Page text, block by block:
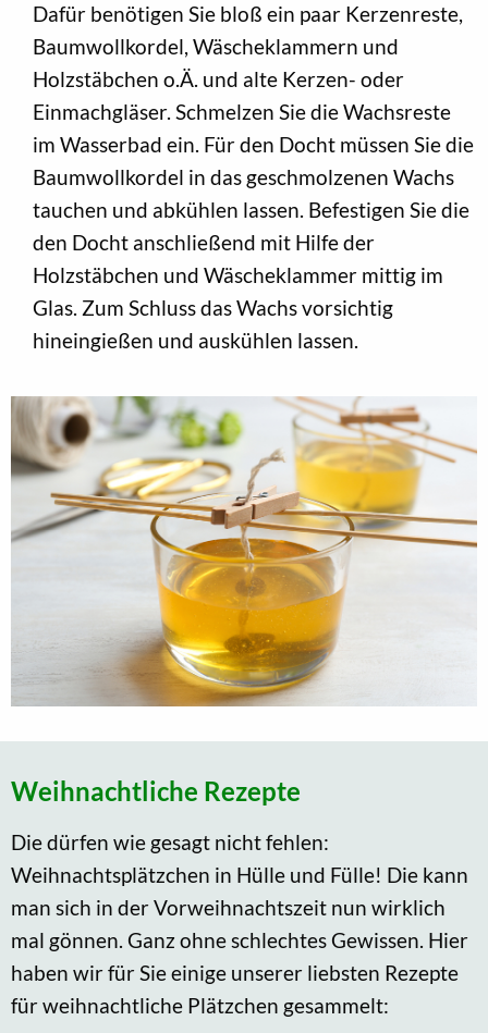
Dafür benötigen Sie bloß ein paar Kerzenreste,
Baumwollkordel, Wäscheklammern und
Holzstäbchen o.Ä. und alte Kerzen- oder
Einmachgläser. Schmelzen Sie die Wachsreste
im Wasserbad ein. Für den Docht müssen Sie die
Baumwollkordel in das geschmolzenen Wachs
tauchen und abkühlen lassen. Befestigen Sie die
den Docht anschließend mit Hilfe der
Holzstäbchen und Wäscheklammer mittig im
Glas. Zum Schluss das Wachs vorsichtig
hineingießen und auskühlen lassen.
Weihnachtliche Rezepte
Die dürfen wie gesagt nicht fehlen:
Weihnachtsplätzchen in Hülle und Fülle! Die kann
man sich in der Vorweihnachtszeit nun wirklich
mal gönnen. Ganz ohne schlechtes Gewissen. Hier
haben wir für Sie einige unserer liebsten Rezepte
für weihnachtliche Plätzchen gesammelt: